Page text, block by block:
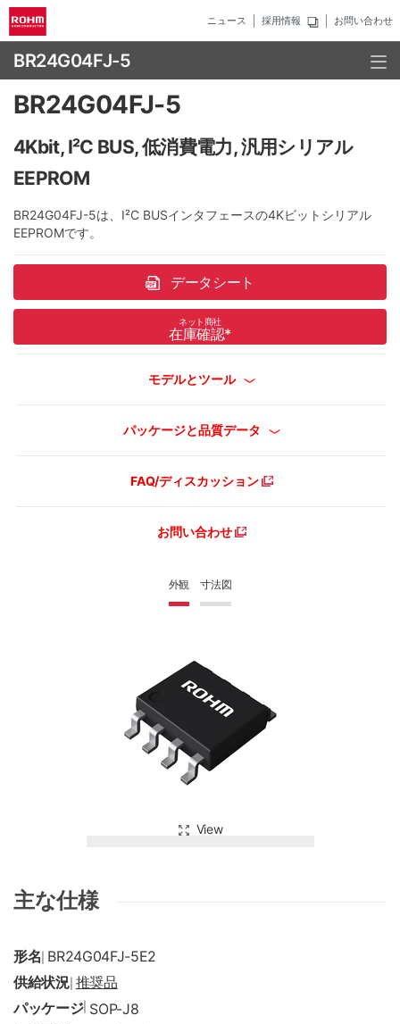
ニュース 採用情報 お問い合わせ
BR24G04FJ-5
外観 寸法図
View
BR24G04FJ-5
4Kbit, I²C BUS, 低消費電力, 汎用シリアル
EEPROM
BR24G04FJ-5は、I²C BUSインタフェースの4Kビットシリアル
EEPROMです。
データシート
ネット商社
在庫確認*
モデルとツール
パッケージと品質データ
FAQ/ディスカッション
お問い合わせ
主な仕様
形名 BR24G04FJ-5E2
供給状況| 推奨品
パッケージ| SOP-J8